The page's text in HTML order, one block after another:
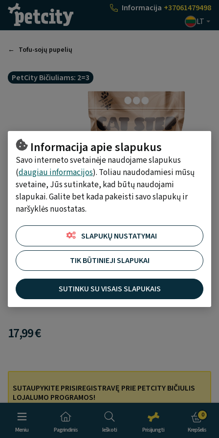
PasirinktiInformacija +37061479498
LT
Meniu Pagrindinis Ieškoti Prisijungti
0
Krepšelis
Tofu-sojų pupelių
PetCity Bičiuliams: 2=3
Cat Step Tofu Original kraikas katėms, 2.7kg/6l
Atsiliepimų nėra Įtraukti į norų sąrašą
17,99 €
SUTAUPYKITE PRISIREGISTRAVĘ PRIE PETCITY BIČIULIS
LOJALUMO PROGRAMOS!
Informacija apie slapukus
Savo interneto svetainėje naudojame slapukus
(daugiau informacijos). Toliau naudodamiesi mūsų
svetaine, Jūs sutinkate, kad būtų naudojami
slapukai. Galite bet kada pakeisti savo slapukų ir
naršyklės nuostatas.
SLAPUKŲ NUSTATYMAI
TIK BŪTINIEJI SLAPUKAI
SUTINKU SU VISAIS SLAPUKAIS